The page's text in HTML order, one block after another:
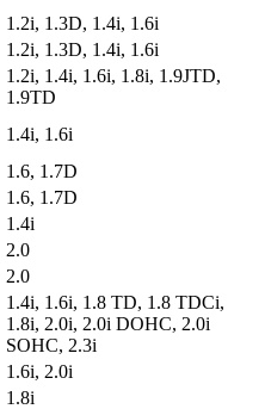
1.2i, 1.3D, 1.4i, 1.6i
1.2i, 1.3D, 1.4i, 1.6i
1.2i, 1.4i, 1.6i, 1.8i, 1.9JTD,
1.9TD
1.4i, 1.6i
1.6, 1.7D
1.6, 1.7D
1.4i
2.0
2.0
1.4i, 1.6i, 1.8 TD, 1.8 TDCi,
1.8i, 2.0i, 2.0i DOHC, 2.0i
SOHC, 2.3i
1.6i, 2.0i
1.8i